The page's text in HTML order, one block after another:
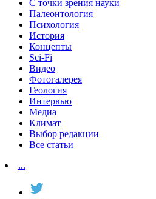
С точки зрения науки
Палеонтология
Психология
История
Концепты
Sci-Fi
Видео
Фотогалерея
Геология
Интервью
Медиа
Климат
Выбор редакции
Все статьи
...